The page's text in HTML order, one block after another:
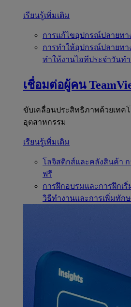
เรียนรู้เพิ่มเติม
การแก้ไขอุปกรณ์ปลายทา
การทำให้อุปกรณ์ปลายท
ทำให้งานไอทีประจำวันท
เชื่อมต่อผู้คน
ขับเคลื่อนประสิทธิภาพด้วยเทค
อุตสาหกรรม
เรียนรู้เพิ่มเติม
โลจิสติกส์และคลังสินค้า
ฟรี
การฝึกอบรมและการฝึกเ
วิธีทำงานและการเพิ่มทักษ